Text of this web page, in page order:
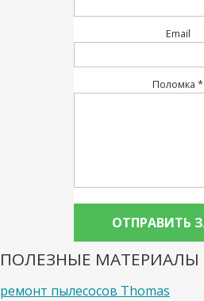
Email
Поломка *
ПОЛЕЗНЫЕ МАТЕРИАЛЫ
ремонт пылесосов Thomas